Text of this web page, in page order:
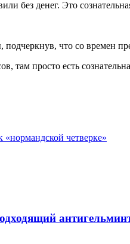
без денег. Это
что со времен
там просто есть
четверке»